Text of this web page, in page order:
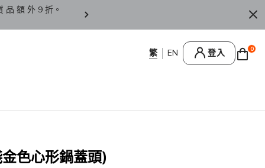
品 額 外 9 折。 香 港 / 澳 門 訂 單 滿
登入 0
色心形鍋蓋頭)